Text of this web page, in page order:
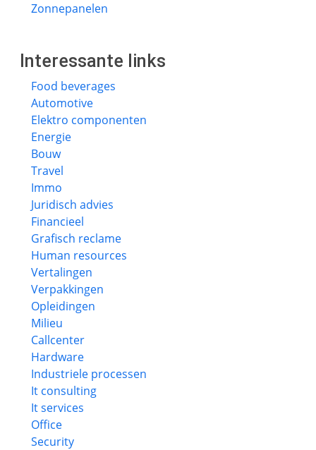
Zonnepanelen
Interessante links
Food beverages
Automotive
Elektro componenten
Energie
Bouw
Travel
Immo
Juridisch advies
Financieel
Grafisch reclame
Human resources
Vertalingen
Verpakkingen
Opleidingen
Milieu
Callcenter
Hardware
Industriele processen
It consulting
It services
Office
Security